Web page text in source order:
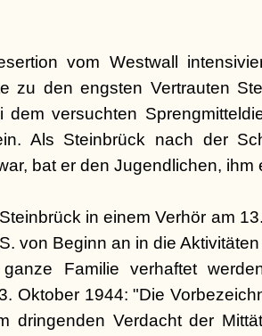
vom Westwall
zu den engsten Vertrauten
dem versuchten
Als Steinbrück nach der
bat er den Jugendlichen, ihm
in einem Verhör am
von Beginn an in die
Familie verhaftet
Oktober 1944: "Die
dringenden Verdacht der